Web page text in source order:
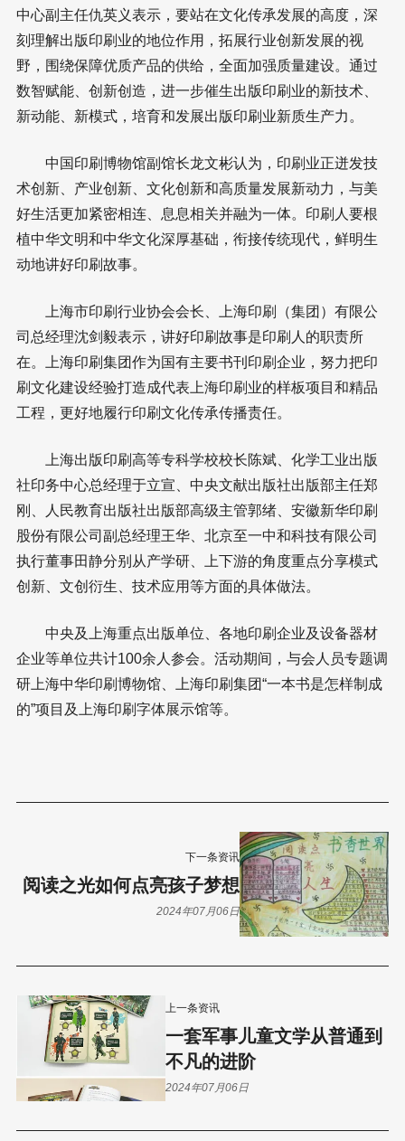
中心副主任仇英义表示，要站在文化传承发展的高度，深
刻理解出版印刷业的地位作用，拓展行业创新发展的视
野，围绕保障优质产品的供给，全面加强质量建设。通过
数智赋能、创新创造，进一步催生出版印刷业的新技术、
新动能、新模式，培育和发展出版印刷业新质生产力。
中国印刷博物馆副馆长龙文彬认为，印刷业正迸发技
术创新、产业创新、文化创新和高质量发展新动力，与美
好生活更加紧密相连、息息相关并融为一体。印刷人要根
植中华文明和中华文化深厚基础，衔接传统现代，鲜明生
动地讲好印刷故事。
上海市印刷行业协会会长、上海印刷（集团）有限公
司总经理沈剑毅表示，讲好印刷故事是印刷人的职责所
在。上海印刷集团作为国有主要书刊印刷企业，努力把印
刷文化建设经验打造成代表上海印刷业的样板项目和精品
工程，更好地履行印刷文化传承传播责任。
上海出版印刷高等专科学校校长陈斌、化学工业出版
社印务中心总经理于立宣、中央文献出版社出版部主任郑
刚、人民教育出版社出版部高级主管郭绪、安徽新华印刷
股份有限公司副总经理王华、北京至一中和科技有限公司
执行董事田静分别从产学研、上下游的角度重点分享模式
创新、文创衍生、技术应用等方面的具体做法。
中央及上海重点出版单位、各地印刷企业及设备器材
企业等单位共计100余人参会。活动期间，与会人员专题调
研上海中华印刷博物馆、上海印刷集团“一本书是怎样制成
的”项目及上海印刷字体展示馆等。
上一条资讯
一套军事儿童文学从普通到
不凡的进阶
2024年07月06日
下一条资讯
阅读之光如何点亮孩子梦想
2024年07月06日